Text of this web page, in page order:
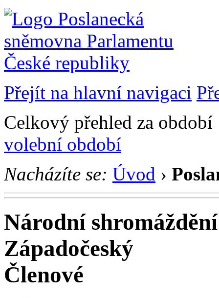
Přejít na hlavní navigaci
Celkový přehled za
volební období
Nacházíte se: Úvod ›
Národní shromáždění
Západočeský
Členové